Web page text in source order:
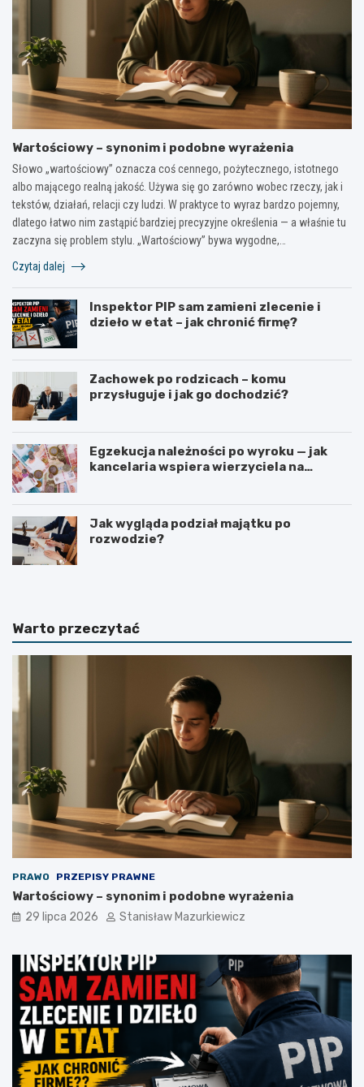
Wartościowy – synonim i podobne wyrażenia
Słowo „wartościowy” oznacza coś cennego, pożytecznego, istotnego
albo mającego realną jakość. Używa się go zarówno wobec rzeczy, jak i
tekstów, działań, relacji czy ludzi. W praktyce to wyraz bardzo pojemny,
dlatego łatwo nim zastąpić bardziej precyzyjne określenia — a właśnie tu
zaczyna się problem stylu. „Wartościowy” bywa wygodne,…
Czytaj dalej
Inspektor PIP sam zamieni zlecenie i
dzieło w etat – jak chronić firmę?
Zachowek po rodzicach – komu
przysługuje i jak go dochodzić?
Egzekucja należności po wyroku — jak
kancelaria wspiera wierzyciela na
Jak wygląda podział majątku po
rozwodzie?
Warto przeczytać
PRAWO PRZEPISY PRAWNE
Wartościowy – synonim i podobne wyrażenia
29 lipca 2026 Stanisław Mazurkiewicz